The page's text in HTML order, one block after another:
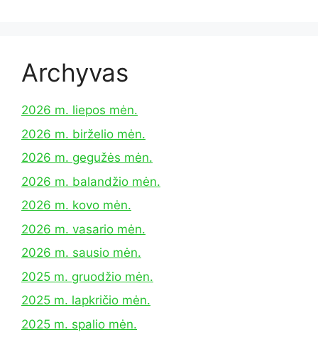
Archyvas
2026 m. liepos mėn.
2026 m. birželio mėn.
2026 m. gegužės mėn.
2026 m. balandžio mėn.
2026 m. kovo mėn.
2026 m. vasario mėn.
2026 m. sausio mėn.
2025 m. gruodžio mėn.
2025 m. lapkričio mėn.
2025 m. spalio mėn.